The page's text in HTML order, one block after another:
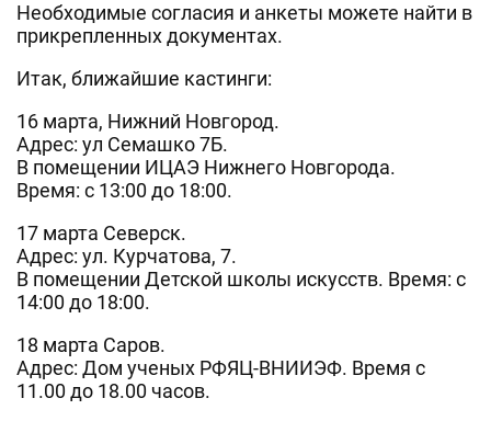
Необходимые согласия и анкеты можете найти в
прикрепленных документах.
Итак, ближайшие кастинги:
16 марта, Нижний Новгород.
Адрес: ул Семашко 7Б.
В помещении ИЦАЭ Нижнего Новгорода.
Время: с 13:00 до 18:00.
17 марта Северск.
Адрес: ул. Курчатова, 7.
В помещении Детской школы искусств. Время: с
14:00 до 18:00.
18 марта Саров.
Адрес: Дом ученых РФЯЦ-ВНИИЭФ. Время с
11.00 до 18.00 часов.